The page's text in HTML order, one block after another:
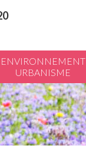
ENVIRONNEMENT
URBANISME